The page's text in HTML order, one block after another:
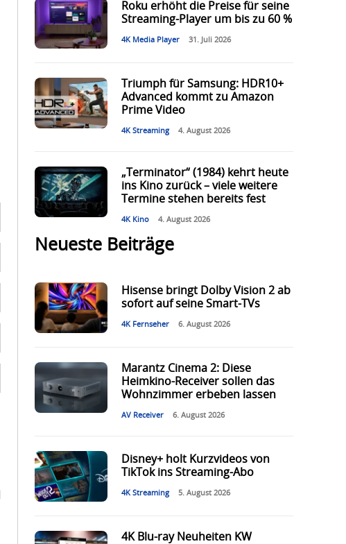
Roku erhöht die Preise für seine
Streaming-Player um bis zu 60 %
4K Media Player 31. Juli 2026
Triumph für Samsung: HDR10+
Advanced kommt zu Amazon
Prime Video
4K Streaming 4. August 2026
„Terminator“ (1984) kehrt heute
ins Kino zurück – viele weitere
Termine stehen bereits fest
4K Kino 4. August 2026
Neueste Beiträge
Hisense bringt Dolby Vision 2 ab
sofort auf seine Smart-TVs
4K Fernseher 6. August 2026
Marantz Cinema 2: Diese
Heimkino-Receiver sollen das
Wohnzimmer erbeben lassen
AV Receiver 6. August 2026
Disney+ holt Kurzvideos von
TikTok ins Streaming-Abo
4K Streaming 5. August 2026
4K Blu-ray Neuheiten KW